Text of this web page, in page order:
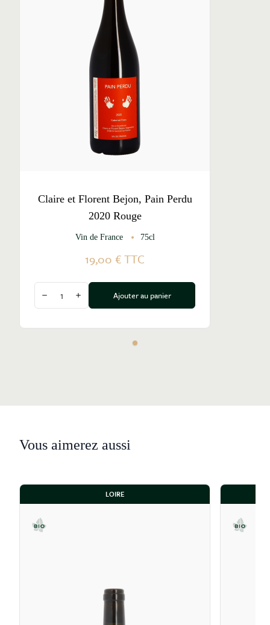
Claire et Florent Bejon, Pain Perdu
2020 Rouge
Vin de France 75cl
19,00 €TTC
Diminuer la quantité
Augmenter la quantité
Ajouter au panier
Vous aimerez aussi
LOIRE